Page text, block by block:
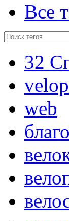
Все
32
web